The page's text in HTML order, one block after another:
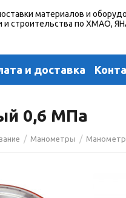
материалов и
и строительства по ХМАО,
и доставка
0,6 МПа
/ Манометры /